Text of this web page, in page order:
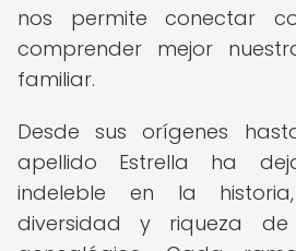
nos permite conectar
comprender mejor
familiar.
Desde sus orígenes
apellido Estrella ha
indeleble en la
diversidad y riqueza